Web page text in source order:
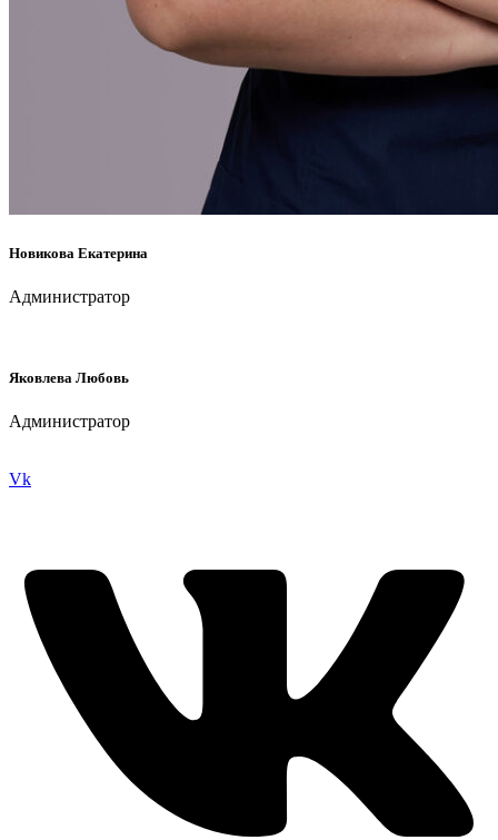
Новикова Екатерина
Администратор
Яковлева Любовь
Администратор
Vk